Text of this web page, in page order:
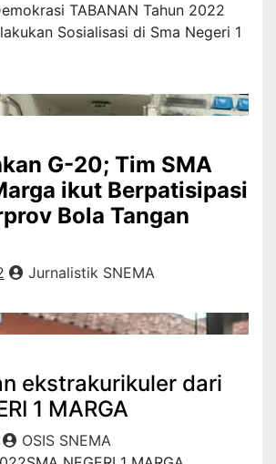
TABANAN Tahun 2022
Sosialisasi di Sma Negeri 1
G-20; Tim SMA
ikut Berpatisipasi
Bola Tangan
Jurnalistik SNEMA
ekstrakurikuler dari
1 MARGA
OSIS SNEMA